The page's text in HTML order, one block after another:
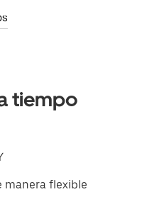
tiempo
manera flexible